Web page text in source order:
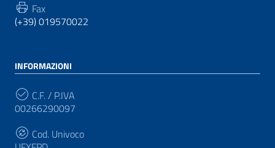
Fax
(+39) 019570022
INFORMAZIONI
C.F. / P.IVA
00266290097
Cod. Univoco